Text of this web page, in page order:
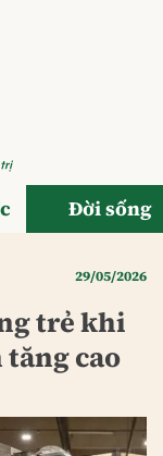
Đời sống
29/05/2026
trẻ khi
cao